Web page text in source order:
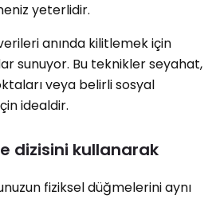
yeterlidir.
anında kilitlemek için
sunuyor. Bu teknikler seyahat,
veya belirli sosyal
idealdir.
dizisini kullanarak
fiziksel düğmelerini aynı